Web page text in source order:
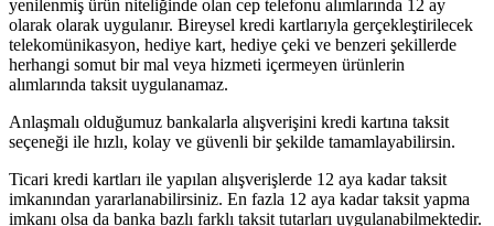
yenilenmiş ürün niteliğinde olan cep telefonu alımlarında 12 ay
olarak olarak uygulanır. Bireysel kredi kartlarıyla gerçekleştirilecek
telekomünikasyon, hediye kart, hediye çeki ve benzeri şekillerde
herhangi somut bir mal veya hizmeti içermeyen ürünlerin
alımlarında taksit uygulanamaz.
Anlaşmalı olduğumuz bankalarla alışverişini kredi kartına taksit
seçeneği ile hızlı, kolay ve güvenli bir şekilde tamamlayabilirsin.
Ticari kredi kartları ile yapılan alışverişlerde 12 aya kadar taksit
imkanından yararlanabilirsiniz. En fazla 12 aya kadar taksit yapma
imkanı olsa da banka bazlı farklı taksit tutarları uygulanabilmektedir.